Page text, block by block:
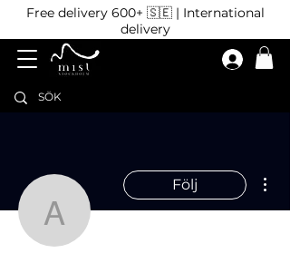
Free delivery 600+ 🇸🇪 | International
delivery
ann-marie
Följ